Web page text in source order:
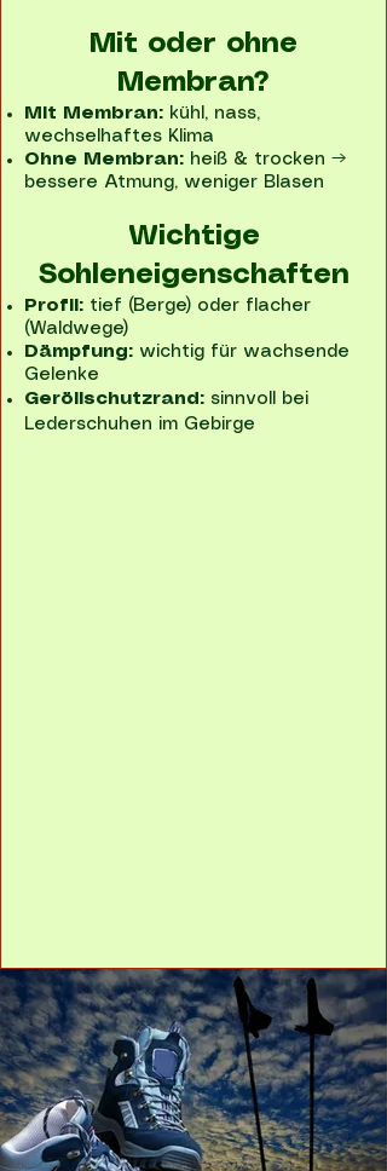
Mit oder ohne
Membran?
Mit Membran: kühl, nass,
wechselhaftes Klima
Ohne Membran: heiß & trocken →
bessere Atmung, weniger Blasen
Wichtige
Sohleneigenschaften
Profil: tief (Berge) oder flacher
(Waldwege)
Dämpfung: wichtig für wachsende
Gelenke
Geröllschutzrand: sinnvoll bei
Lederschuhen im Gebirge